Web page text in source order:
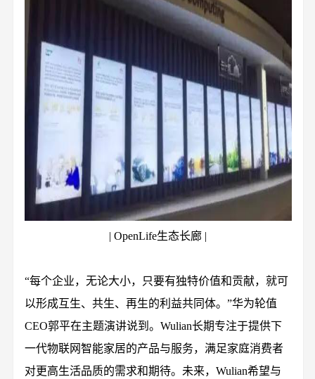
| OpenLife生态长廊 |
“每个企业，无论大小，只要有独特价值和贡献，就可
以形成互生、共生、再生的利益共同体。”华为轮值
CEO郭平在主题演讲说到。Wulian长期专注于提供下
一代物联网智能家居的产品与服务，满足家庭消费者
对更高生活品质的需求和期待。未来，Wulian希望与